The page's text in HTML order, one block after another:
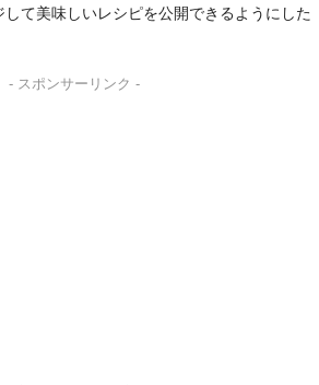
て美味しいレシピを公開できるようにした
- スポンサーリンク -